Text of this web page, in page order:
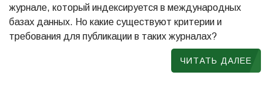
журнале, который индексируется в международных
базах данных. Но какие существуют критерии и
требования для публикации в таких журналах?
ЧИТАТЬ ДАЛЕЕ